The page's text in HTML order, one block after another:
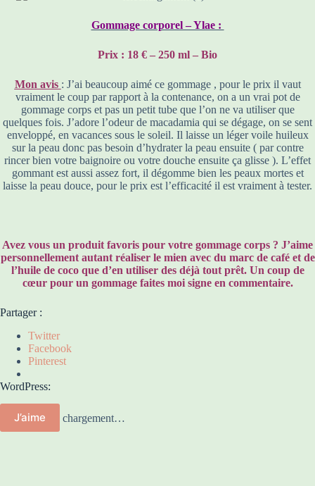
Gommage corporel – Ylae :
Prix : 18 € – 250 ml – Bio
Mon avis : J’ai beaucoup aimé ce gommage , pour le prix il vaut
vraiment le coup par rapport à la contenance, on a un vrai pot de
gommage corps et pas un petit tube que l’on ne va utiliser que
quelques fois. J’adore l’odeur de macadamia qui se dégage, on se sent
enveloppé, en vacances sous le soleil. Il laisse un léger voile huileux
sur la peau donc pas besoin d’hydrater la peau ensuite ( par contre
rincer bien votre baignoire ou votre douche ensuite ça glisse ). L’effet
gommant est aussi assez fort, il dégomme bien les peaux mortes et
laisse la peau douce, pour le prix est l’efficacité il est vraiment à tester.
Avez vous un produit favoris pour votre gommage corps ? J’aime
personnellement autant réaliser le mien avec du marc de café et de
l’huile de coco que d’en utiliser des déjà tout prêt. Un coup de
cœur pour un gommage faites moi signe en commentaire.
Partager :
Twitter
Facebook
Pinterest
WordPress:
J’aime chargement…